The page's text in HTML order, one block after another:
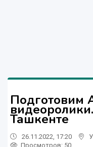
Подготовим
Ташкенте
26.11.2022, 17:20
Просмотров: 50